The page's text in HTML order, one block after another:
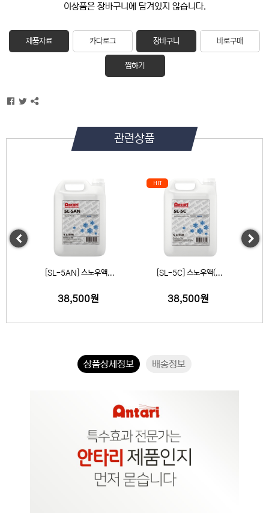
이상품은 장바구니에 담겨있지 않습니다.
제품자료 카다로그 장바구니 바로구매
찜하기
관련상품
Previous
[SL-5C] 스노우액(...
38,500원
[SL-5H] 스노우액...
38,500원
Next
상품상세정보 배송정보